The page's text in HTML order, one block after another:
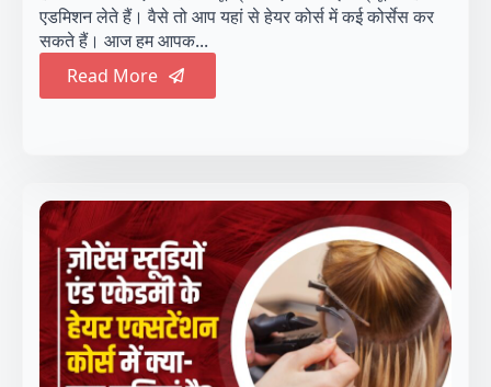
एडमिशन लेते हैं। वैसे तो आप यहां से हेयर कोर्स में कई कोर्सेस कर
सकते हैं। आज हम आपक...
Read More